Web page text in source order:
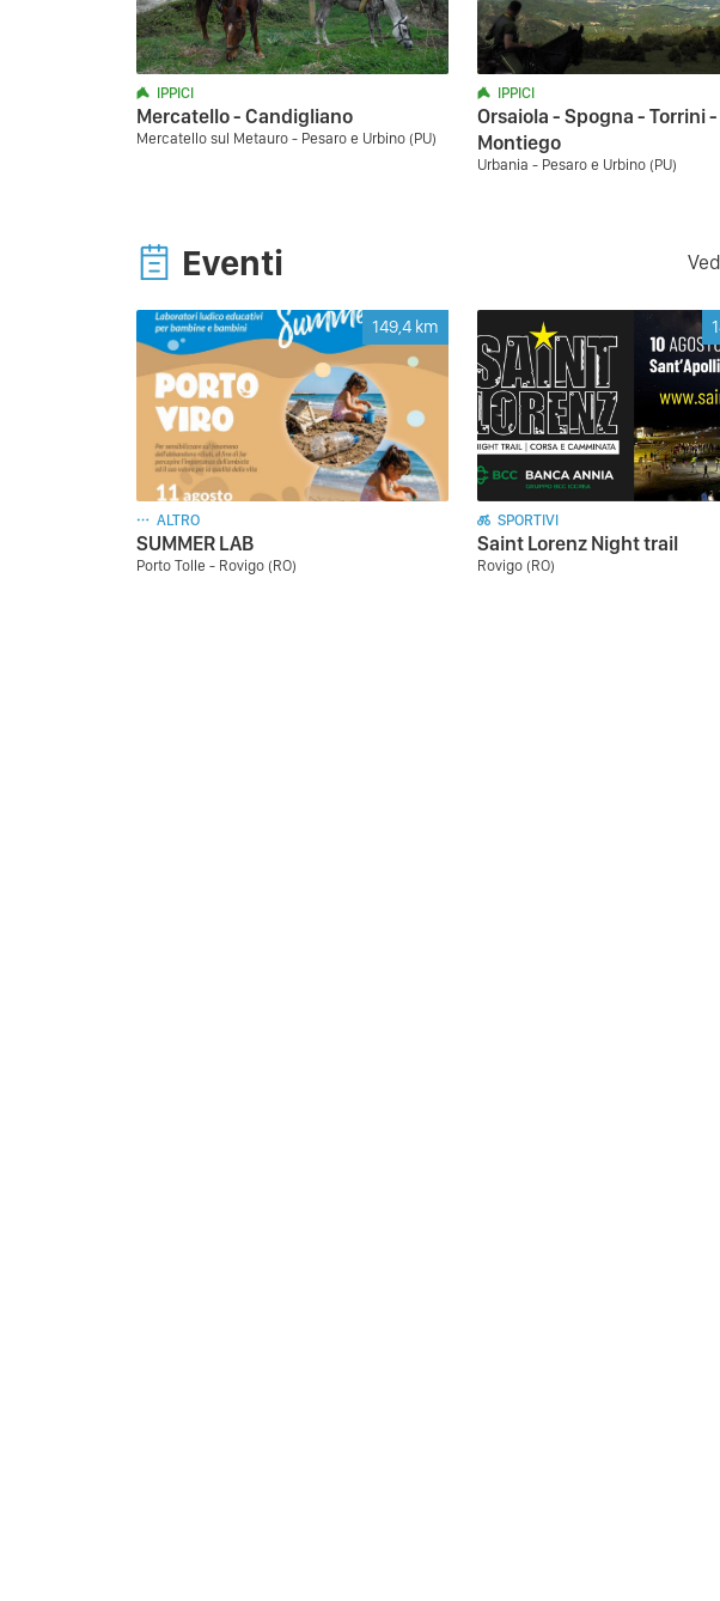
IPPICI
Mercatello - Candigliano
Mercatello sul Metauro - Pesaro e Urbino (PU)
IPPICI
Orsaiola - Spogna - Torrini -
Montiego
Urbania - Pesaro e Urbino (PU)
Eventi
149,4 km
ALTRO
SUMMER LAB
Porto Tolle - Rovigo (RO)
SPORTIVI
Saint Lorenz Night trail
Rovigo (RO)